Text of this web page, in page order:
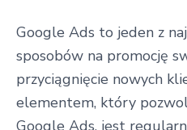
Google Ads to jeden z
sposobów na promocję
przyciągnięcie nowych
elementem, który
Google Ads, jest